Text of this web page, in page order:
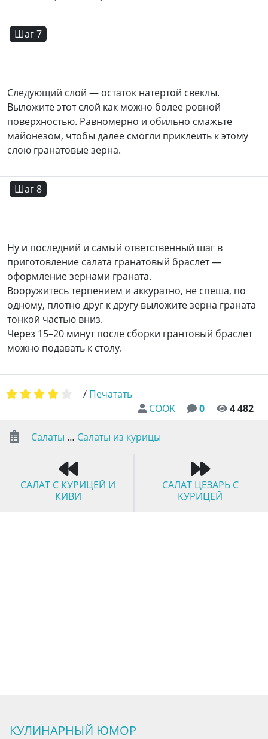
Шаг 7
Следующий слой — остаток натертой свеклы.
Выложите этот слой как можно более ровной
поверхностью. Равномерно и обильно смажьте
майонезом, чтобы далее смогли приклеить к этому
слою гранатовые зерна.
Шаг 8
Ну и последний и самый ответственный шаг в
приготовление салата гранатовый браслет —
оформление зернами граната.
Вооружитесь терпением и аккуратно, не спеша, по
одному, плотно друг к другу выложите зерна граната
тонкой частью вниз.
Через 15–20 минут после сборки грантовый браслет
можно подавать к столу.
COOK 0 4 482
/ Печатать
Салаты … Салаты из курицы
САЛАТ С КУРИЦЕЙ И
КИВИ
САЛАТ ЦЕЗАРЬ С
КУРИЦЕЙ
КУЛИНАРНЫЙ ЮМОР